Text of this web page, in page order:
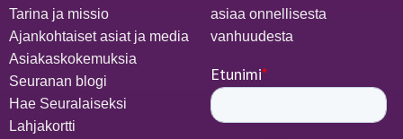
Tarina ja missio
Ajankohtaiset asiat ja media
Asiakaskokemuksia
Seuranan blogi
Hae Seuralaiseksi
Lahjakortti
asiaa onnellisesta
vanhuudesta